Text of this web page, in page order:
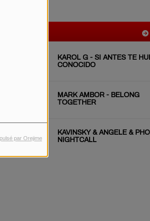
par Orejime
KAROL G - SI ANTES TE
CONOCIDO
MARK AMBOR - BELONG
TOGETHER
KAVINSKY & ANGELE &
NIGHTCALL